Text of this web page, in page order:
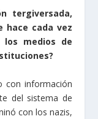
tergiversada,
hace cada vez
los medios de
con información
del sistema de
con los nazis,